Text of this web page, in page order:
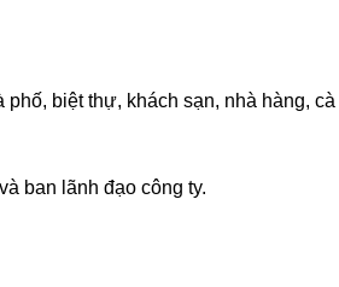
biệt thự, khách sạn, nhà hàng,
ban lãnh đạo công ty.